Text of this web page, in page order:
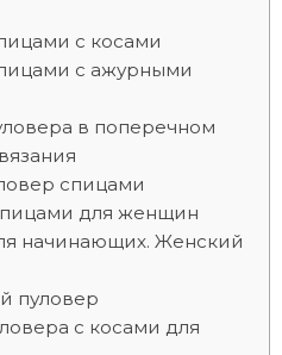
с косами
с ажурными
в поперечном
спицами
для женщин
начинающих. Женский
пуловер
с косами для